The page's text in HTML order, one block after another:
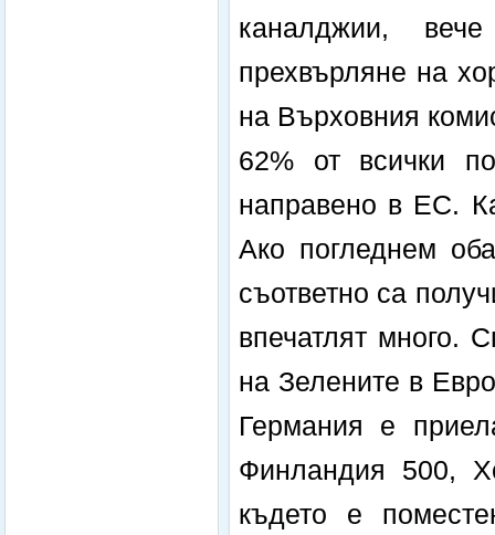
каналджии,
прехвърляне на
на Върховния
62% от всички
направено в ЕС.
Ако погледнем
съответно са
впечатлят много.
на Зелените в
Германия е
Финландия 500,
където е